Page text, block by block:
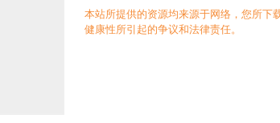
本站所提供的资源均来源于网络，您所下
健康性所引起的争议和法律责任。